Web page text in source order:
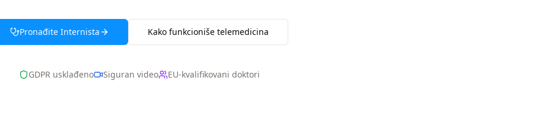
Pronađite Internista Kako funkcioniše telemedicina
GDPR usklađeno Siguran video EU-kvalifikovani doktori